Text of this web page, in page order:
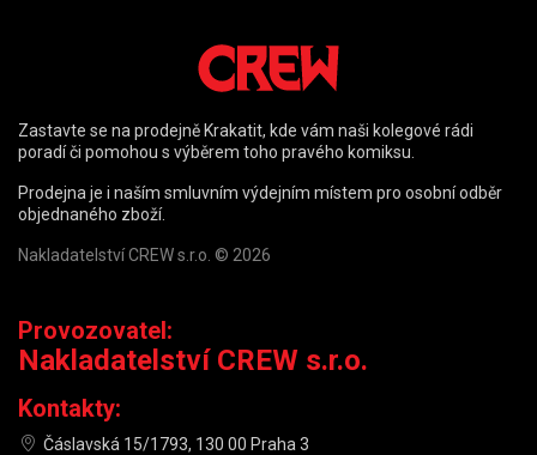
Zastavte se na prodejně Krakatit, kde vám naši kolegové rádi
poradí či pomohou s výběrem toho pravého komiksu.
Prodejna je i naším smluvním výdejním místem pro osobní odběr
objednaného zboží.
Nakladatelství CREW s.r.o. © 2026
Provozovatel:
Nakladatelství CREW s.r.o.
Kontakty:
Čáslavská 15/1793, 130 00 Praha 3